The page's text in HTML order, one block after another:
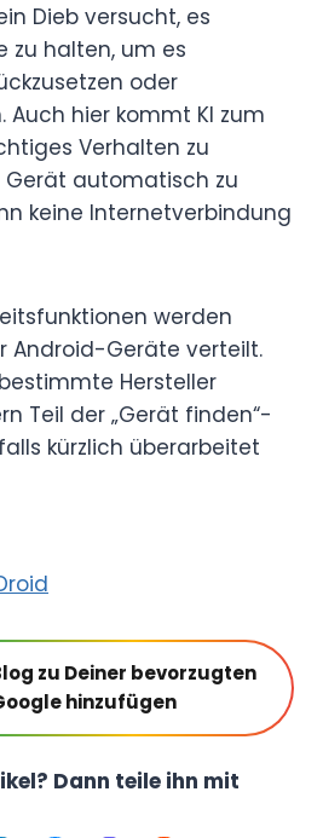
Dieb versucht, es
zu halten, um es
oder
Auch hier kommt KI zum
Verhalten zu
Gerät automatisch zu
keine Internetverbindung
werden
Android-Geräte verteilt.
Hersteller
Teil der „Gerät finden“-
kürzlich überarbeitet
zu Deiner bevorzugten
hinzufügen
Dann teile ihn mit